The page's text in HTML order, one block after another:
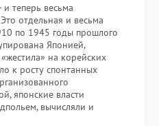
теперь весьма
отдельная и весьма
по 1945 годы прошлого
Японией,
на корейских
к росту спонтанных
японские власти
вычисляли и